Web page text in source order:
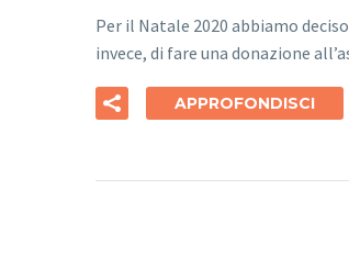
Per il Natale 2020 abbiamo
invece, di fare una donazione
APPROFONDISCI